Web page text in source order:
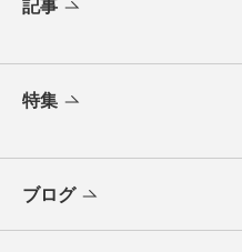
記事
特集
ブログ